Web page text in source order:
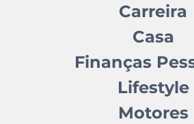
Carreira
Casa
Finanças
Lifestyle
Motores